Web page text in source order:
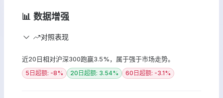
📊 数据增强
对照表现
近20日相对沪深300跑赢3.5%，属于强于市场走势。
5日超额: -8% 20日超额: 3.54% 60日超额: -3.1%